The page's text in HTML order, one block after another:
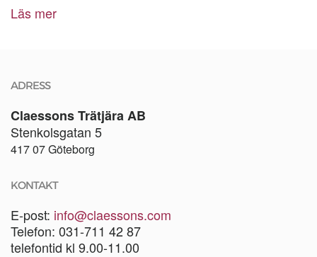
Läs mer
ADRESS
Claessons Trätjära AB
Stenkolsgatan 5
417 07 Göteborg
KONTAKT
E-post: info@claessons.com
Telefon: 031-711 42 87
telefontid kl 9.00-11.00